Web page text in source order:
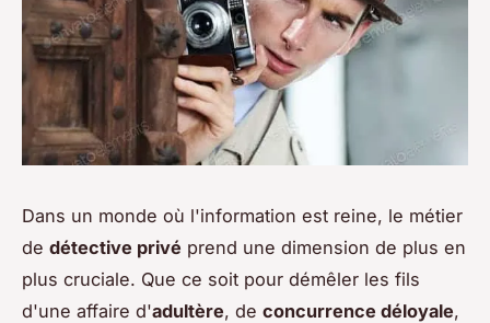
Dans un monde où l'information est reine, le métier
de détective privé prend une dimension de plus en
plus cruciale. Que ce soit pour démêler les fils
d'une affaire d'adultère, de concurrence déloyale,